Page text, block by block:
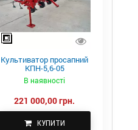
Культиватор просапний
КПН-5,6-05
В наявності
221 000,00 грн.
КУПИТИ